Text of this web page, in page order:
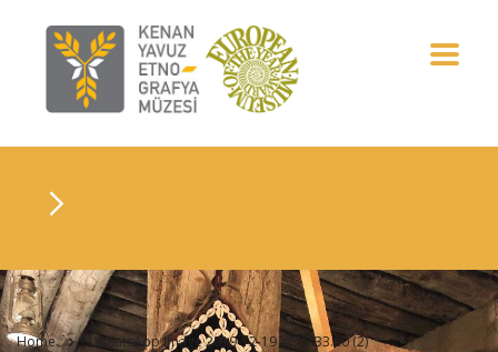
Home 1WhatsApp Image 2019-12-19 at 15.33.00 (2)